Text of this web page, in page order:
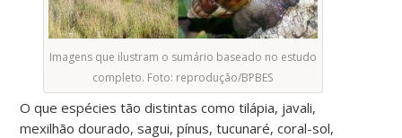
Imagens que ilustram o sumário baseado no estudo
completo. Foto: reprodução/BPBES
O que espécies tão distintas como tilápia, javali,
mexilhão dourado, sagui, pínus, tucunaré, coral-sol,